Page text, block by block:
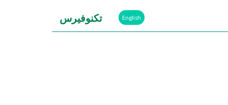
English تكنوفيرس